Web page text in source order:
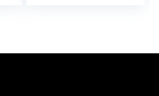
S Platinum